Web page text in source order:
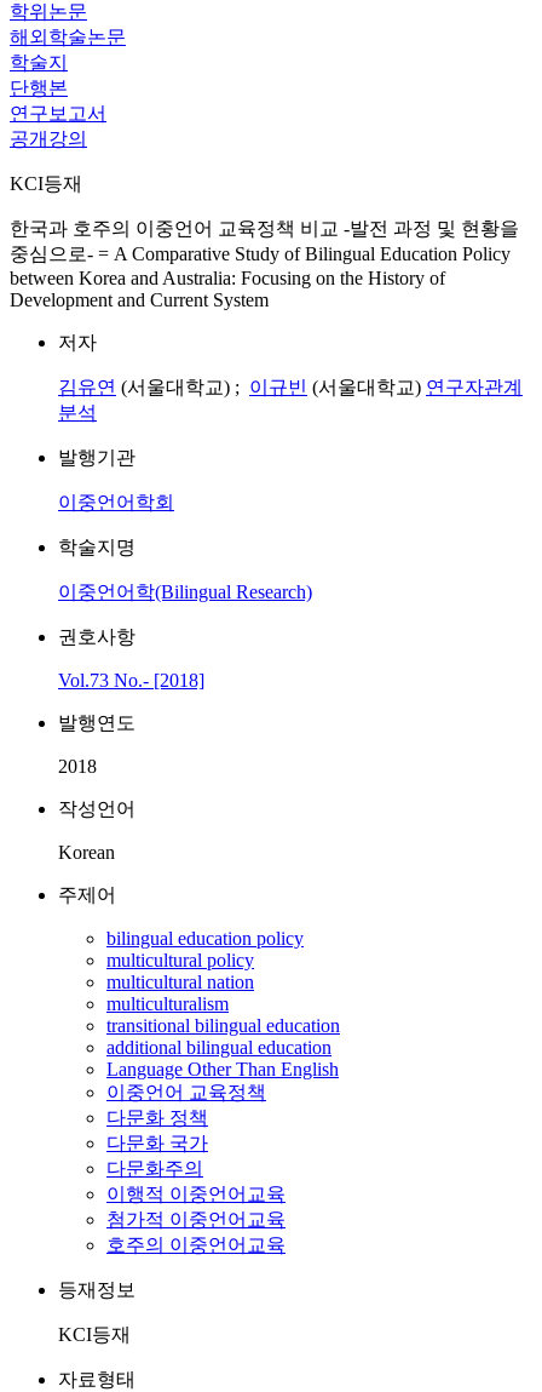
학위논문
해외학술논문
학술지
단행본
연구보고서
공개강의
KCI등재
한국과 호주의 이중언어 교육정책 비교 -발전 과정 및 현황을
중심으로- = A Comparative Study of Bilingual Education Policy
between Korea and Australia: Focusing on the History of
Development and Current System
저자
김유연 (서울대학교) ; 이규빈 (서울대학교) 연구자관계
분석
발행기관
이중언어학회
학술지명
이중언어학(Bilingual Research)
권호사항
Vol.73 No.- [2018]
발행연도
2018
작성언어
Korean
주제어
bilingual education policy
multicultural policy
multicultural nation
multiculturalism
transitional bilingual education
additional bilingual education
Language Other Than English
이중언어 교육정책
다문화 정책
다문화 국가
다문화주의
이행적 이중언어교육
첨가적 이중언어교육
호주의 이중언어교육
등재정보
KCI등재
자료형태